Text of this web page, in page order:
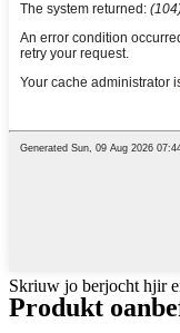
Skriuw jo berjocht hjir
Produkt